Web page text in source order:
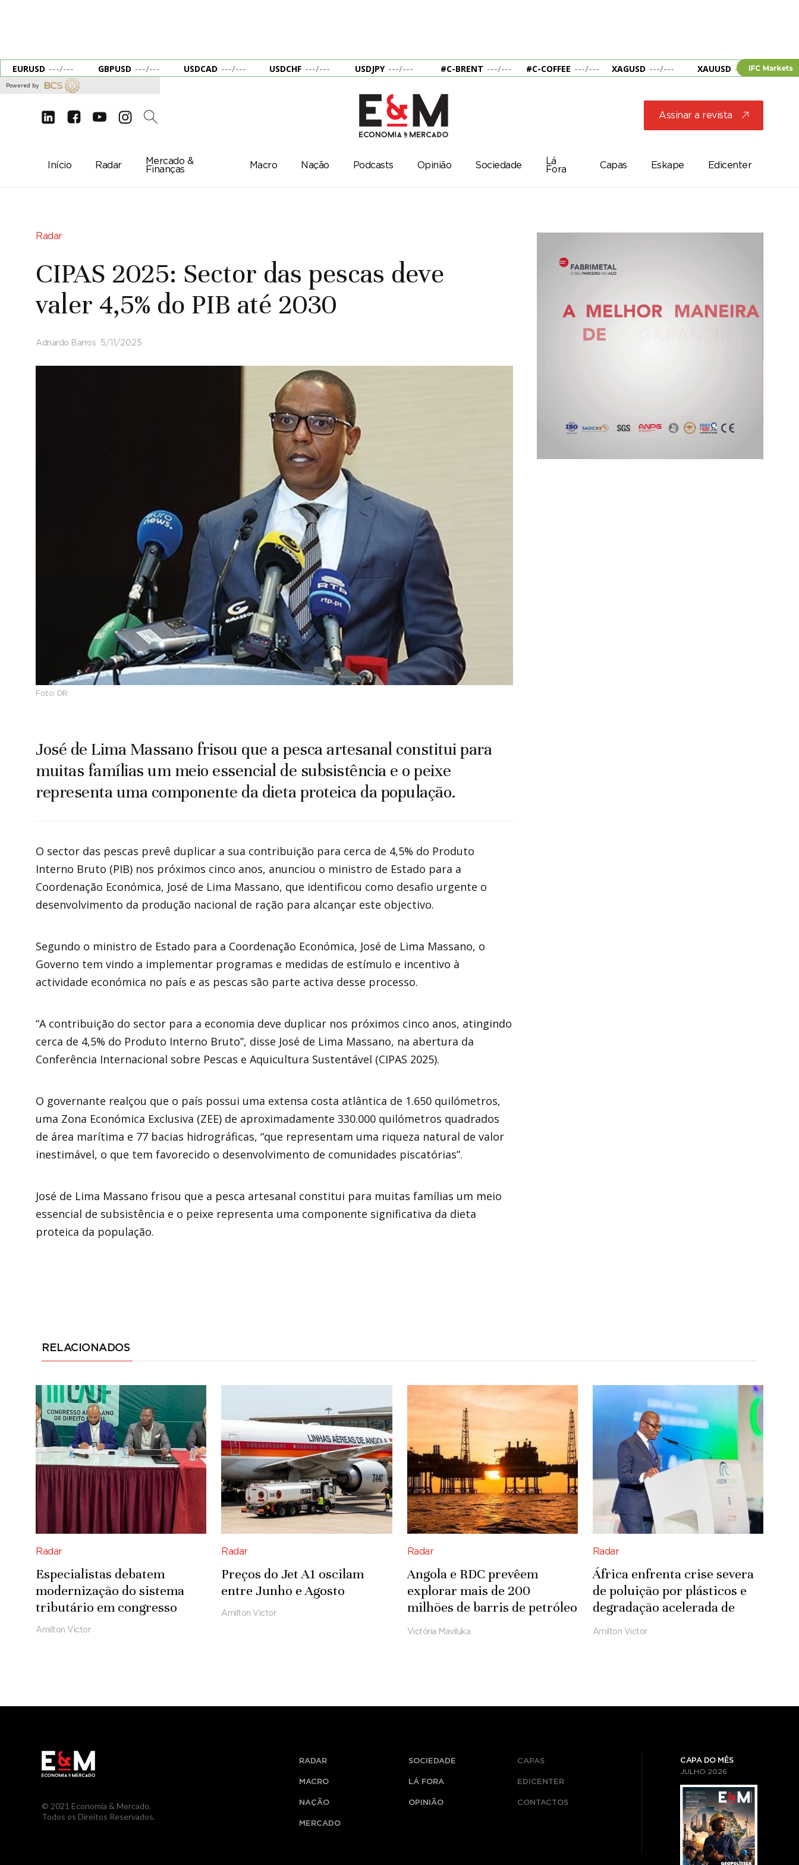
EURUSD ---/--- GBPUSD ---/--- USDCAD ---/--- USDCHF ---/--- USDJPY ---/--- #C-BRENT ---/--- #C-COFFEE ---/--- XAGUSD ---/--- XAUUSD --- ---
Powered by
d e g c 2 Assinar a revista j
Início Radar
Mercado &
Finanças
Macro Nação Podcasts Opinião Sociedade
Lá
Fora
Capas Eskape Edicenter
Radar
CIPAS 2025: Sector das pescas deve
valer 4,5% do PIB até 2030
Adnardo Barros 5/11/2025
Foto: DR
José de Lima Massano frisou que a pesca artesanal constitui para
muitas famílias um meio essencial de subsistência e o peixe
representa uma componente da dieta proteica da população.
O sector das pescas prevê duplicar a sua contribuição para cerca de 4,5% do Produto
Interno Bruto (PIB) nos próximos cinco anos, anunciou o ministro de Estado para a
Coordenação Económica, José de Lima Massano, que identificou como desafio urgente o
desenvolvimento da produção nacional de ração para alcançar este objectivo.
Segundo o ministro de Estado para a Coordenação Económica, José de Lima Massano, o
Governo tem vindo a implementar programas e medidas de estímulo e incentivo à
actividade económica no país e as pescas são parte activa desse processo.
“A contribuição do sector para a economia deve duplicar nos próximos cinco anos, atingindo
cerca de 4,5% do Produto Interno Bruto”, disse José de Lima Massano, na abertura da
Conferência Internacional sobre Pescas e Aquicultura Sustentável (CIPAS 2025).
O governante realçou que o país possui uma extensa costa atlântica de 1.650 quilómetros,
uma Zona Económica Exclusiva (ZEE) de aproximadamente 330.000 quilómetros quadrados
de área marítima e 77 bacias hidrográficas, “que representam uma riqueza natural de valor
inestimável, o que tem favorecido o desenvolvimento de comunidades piscatórias”.
José de Lima Massano frisou que a pesca artesanal constitui para muitas famílias um meio
essencial de subsistência e o peixe representa uma componente significativa da dieta
proteica da população.
RELACIONADOS
Radar
Especialistas debatem
modernização do sistema
tributário em congresso
Amilton Victor
Radar
Preços do Jet A1 oscilam
entre Junho e Agosto
Amilton Victor
Radar
Angola e RDC prevêem
explorar mais de 200
milhões de barris de petróleo
em concessão
Victória Maviluka
Radar
África enfrenta crise severa
de poluição por plásticos e
degradação acelerada de
ecossistemas
Amilton Victor
© 2021 Economia & Mercado.
Todos os Direitos Reservados.
RADAR
MACRO
NAÇÃO
MERCADO
SOCIEDADE
LÁ FORA
OPINIÃO
CAPAS
EDICENTER
CONTACTOS
CAPA DO MÊS
JULHO 2026